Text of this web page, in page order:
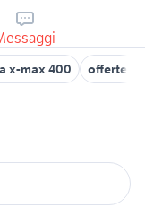
x-max 400 offerte